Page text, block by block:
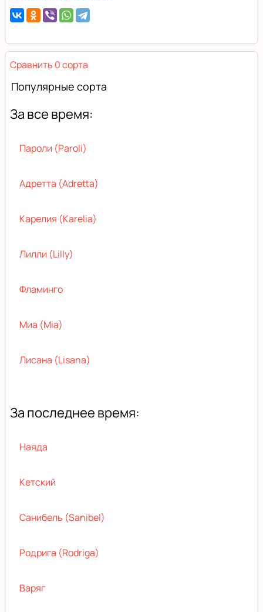
Сравнить 0 сорта
Популярные сорта
За все время:
Пароли (Paroli)
Адретта (Adretta)
Карелия (Karelia)
Лилли (Lilly)
Фламинго
Миа (Mia)
Лисана (Lisana)
За последнее время:
Наяда
Кетский
Санибель (Sanibel)
Родрига (Rodriga)
Варяг